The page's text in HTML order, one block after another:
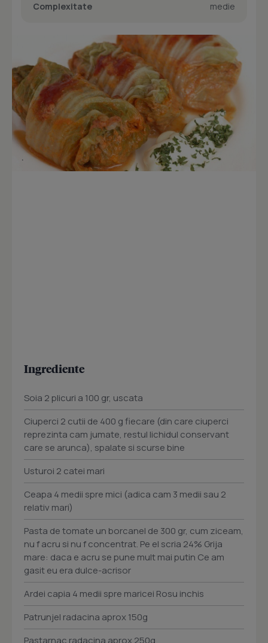
Complexitate
medie
Ingrediente
Soia 2 plicuri a 100 gr, uscata
Ciuperci 2 cutii de 400 g fiecare (din care ciuperci
reprezinta cam jumate, restul lichidul conservant
care se arunca), spalate si scurse bine
Usturoi 2 catei mari
Ceapa 4 medii spre mici (adica cam 3 medii sau 2
relativ mari)
Pasta de tomate un borcanel de 300 gr, cum ziceam,
nu f acru si nu f concentrat. Pe el scria 24% Grija
mare: daca e acru se pune mult mai putin Ce am
gasit eu era dulce-acrisor
Ardei capia 4 medii spre maricei Rosu inchis
Patrunjel radacina aprox 150g